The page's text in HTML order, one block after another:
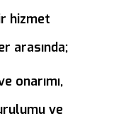
hizmet
arasında;
onarımı,
ve